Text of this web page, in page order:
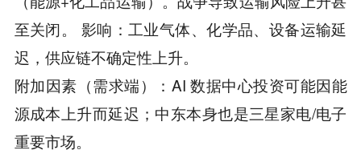
至关闭。 影响：工业气体、化学品、设备运输延
迟，供应链不确定性上升。
附加因素（需求端）：AI 数据中心投资可能因能
源成本上升而延迟；中东本身也是三星家电/电子
重要市场。